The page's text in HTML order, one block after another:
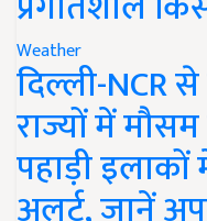
Weather
दिल्ली-NCR
राज्यों में
पहाड़ी